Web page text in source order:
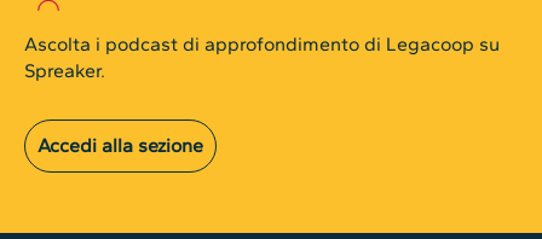
Ascolta i podcast di approfondimento di Legacoop su
Spreaker.
Accedi alla sezione